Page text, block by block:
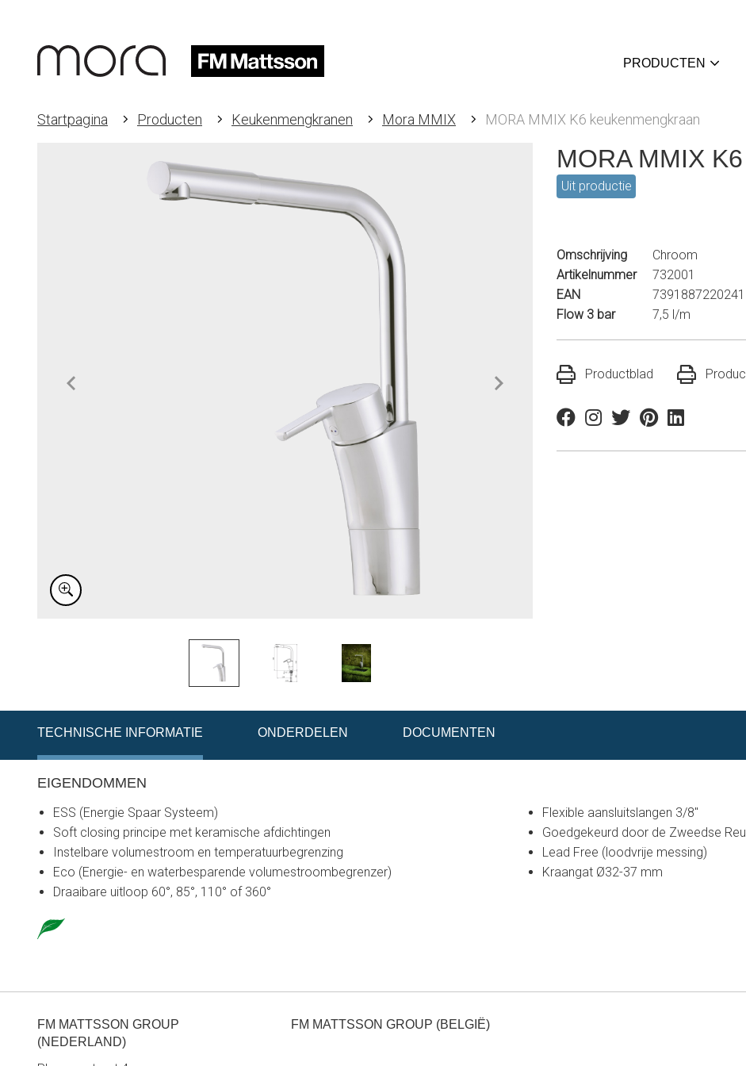
PRODUCTEN
Startpagina Producten Keukenmengkranen Mora MMIX MORA MMIX K6 keukenmengkraan
MORA MMIX
Uit productie
Omschrijving
Chroom
Artikelnummer
732001
EAN
7391887220241
Flow 3 bar
7,5 l/m
Productblad
FacebookInstagram
TwitterPinterestLinkedin
TECHNISCHE INFORMATIE ONDERDELEN DOCUMENTEN
EIGENDOMMEN
ESS (Energie Spaar Systeem)
Soft closing principe met keramische afdichtingen
Instelbare volumestroom en temperatuurbegrenzing
Eco (Energie- en waterbesparende volumestroombegrenzer)
Draaibare uitloop 60°, 85°, 110° of 360°
Flexible aansluitslangen 3/8"
Goedgekeurd door de Zweedse
Lead Free (loodvrije messing)
Kraangat Ø32-37 mm
FM MATTSSON GROUP
(NEDERLAND)
FM MATTSSON GROUP (BELGIË)